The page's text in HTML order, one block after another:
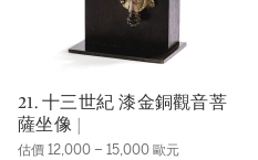
21. 十三世紀 漆金銅觀音菩
薩坐像 |
估價 12,000 – 15,000 歐元